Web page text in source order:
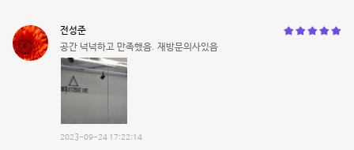
전성준
공간 넉넉하고 만족했음. 재방문의사있음
2023-09-24 17:22:14